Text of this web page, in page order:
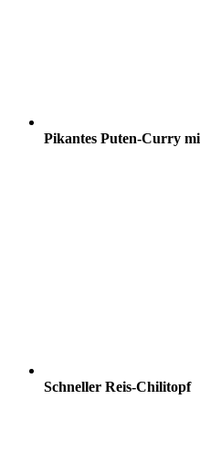
Pikantes Puten-Curry
Schneller Reis-Chilitopf